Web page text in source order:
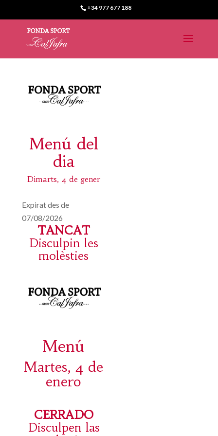
+34 977 677 188
Menú del
dia
Dimarts, 4 de gener
Expirat des de
07/08/2026
TANCAT
Disculpin les
molèsties
Menú
Martes, 4 de
enero
CERRADO
Disculpen las